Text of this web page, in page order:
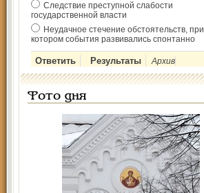
Следствие преступной слабости
государственной власти
Неудачное стечение обстоятельств, при
котором события развивались спонтанно
Архив
Фото дня